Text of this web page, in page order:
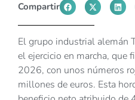
Compartir
El grupo industrial alemán
el ejercicio en marcha, que
2026, con unos números
millones de euros. Esta